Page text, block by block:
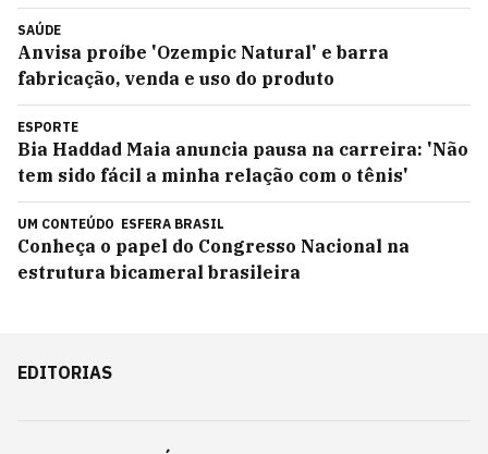
SAÚDE
Anvisa proíbe 'Ozempic Natural' e barra
fabricação, venda e uso do produto
ESPORTE
Bia Haddad Maia anuncia pausa na carreira: 'Não
tem sido fácil a minha relação com o tênis'
UM CONTEÚDO ESFERA BRASIL
Conheça o papel do Congresso Nacional na
estrutura bicameral brasileira
EDITORIAS